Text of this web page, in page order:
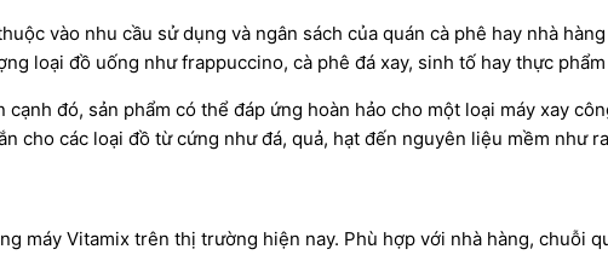
vào nhu cầu sử dụng và ngân sách của quán cà phê hay nhà
loại đồ uống như frappuccino, cà phê đá xay, sinh tố hay thực
đó, sản phẩm có thể đáp ứng hoàn hảo cho một loại máy xay
cho các loại đồ từ cứng như đá, quả, hạt đến nguyên liệu mềm như
máy Vitamix trên thị trường hiện nay. Phù hợp với nhà hàng, chuỗi